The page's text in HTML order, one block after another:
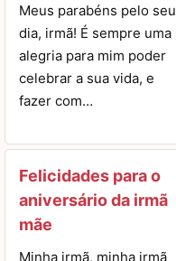
Meus parabéns pelo seu
dia, irmã! É sempre uma
alegria para mim poder
celebrar a sua vida, e
fazer com…
Felicidades para o
aniversário da irmã
mãe
Minha irmã, minha irmã